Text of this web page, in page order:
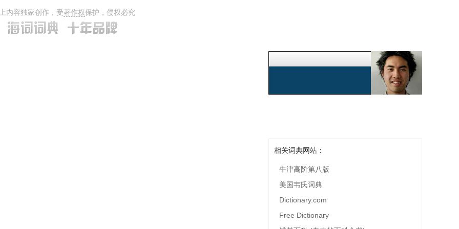
内容独家创作，受著作权保护，侵权必究
相关词典网站：
牛津高阶第八版
美国韦氏词典
Dictionary.com
Free Dictionary